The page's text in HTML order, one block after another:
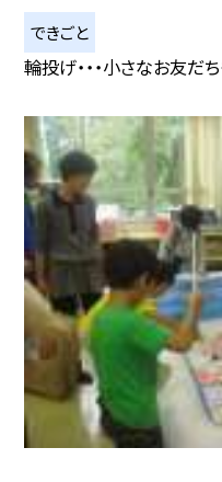
できごと
輪投げ・・・小さなお友だ